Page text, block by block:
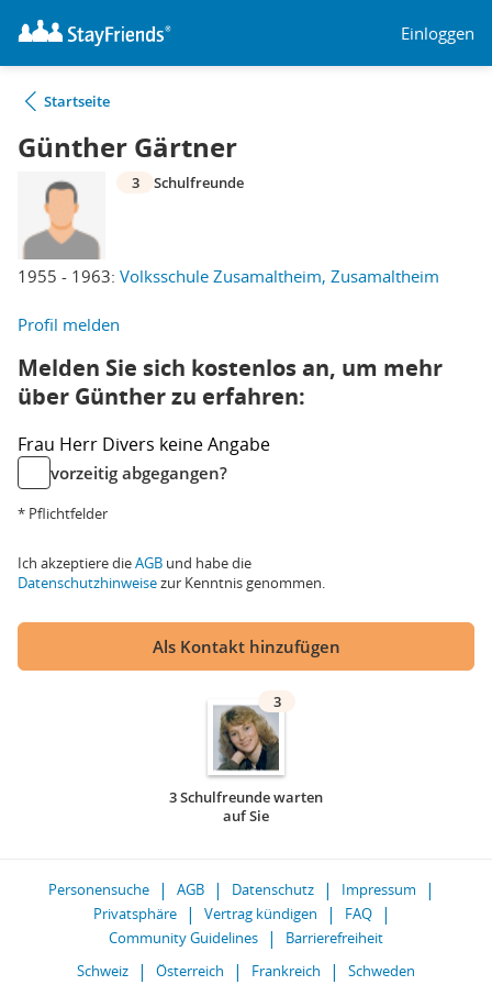
Einloggen
Startseite
Günther Gärtner
1955 - 1963: Volksschule Zusamaltheim, Zusamaltheim
3 Schulfreunde
Profil melden
Melden Sie sich kostenlos an, um mehr
über Günther zu erfahren:
Frau Herr Divers keine Angabe
vorzeitig abgegangen?
* Pflichtfelder
Ich akzeptiere dieAGB und habe die
Datenschutzhinweisezur Kenntnis genommen.
Als Kontakt hinzufügen
3
3 Schulfreunde warten
auf Sie
Personensuche AGB Datenschutz
Impressum
Privatsphäre
Vertrag kündigen
FAQ
Community Guidelines
Barrierefreiheit
Schweiz
Österreich Frankreich Schweden